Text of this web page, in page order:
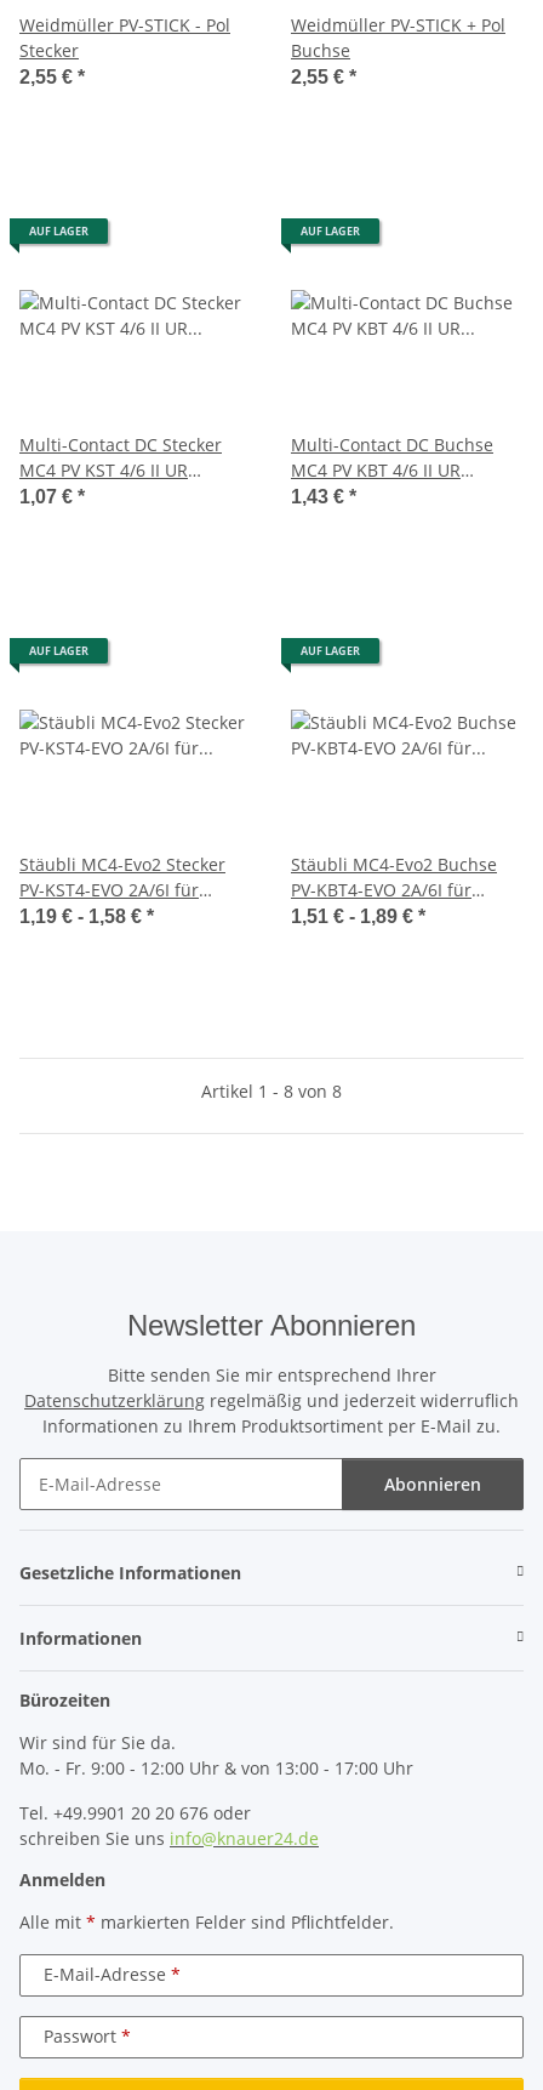
Weidmüller PV-STICK - Pol
Stecker
2,55 € *
Weidmüller PV-STICK + Pol
Buchse
2,55 € *
AUF LAGER
Multi-Contact DC Stecker
MC4 PV KST 4/6 II UR
32.0017P0001-UR bis 1000V
1,07 € *
AUF LAGER
Multi-Contact DC Buchse
MC4 PV KBT 4/6 II UR
32.0016P0001-UR bis 1000V
1,43 € *
AUF LAGER
Stäubli MC4-Evo2 Stecker
PV-KST4-EVO 2A/6I für
Leitungsdurchmesser 4,7 -
1,19 € - 1,58 € *
AUF LAGER
Stäubli MC4-Evo2 Buchse
PV-KBT4-EVO 2A/6I für
Leitungsdurchmesser 4,7 -
1,51 € - 1,89 € *
Artikel 1 - 8 von 8
Newsletter Abonnieren
Bitte senden Sie mir entsprechend Ihrer
Datenschutzerklärung regelmäßig und jederzeit widerruflich
Informationen zu Ihrem Produktsortiment per E-Mail zu.
Abonnieren
Gesetzliche Informationen
Informationen
Bürozeiten
Wir sind für Sie da.
Mo. - Fr. 9:00 - 12:00 Uhr & von 13:00 - 17:00 Uhr
Tel. +49.9901 20 20 676 oder
schreiben Sie uns info@knauer24.de
Anmelden
Alle mit * markierten Felder sind Pflichtfelder.
E-Mail-Adresse
Passwort